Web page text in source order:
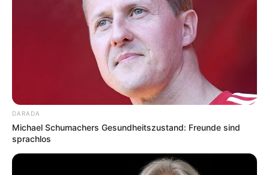
es unter
www.tourist-online.de
DARADA
Michael Schumachers Gesundheitszustand: Freunde sind
sprachlos